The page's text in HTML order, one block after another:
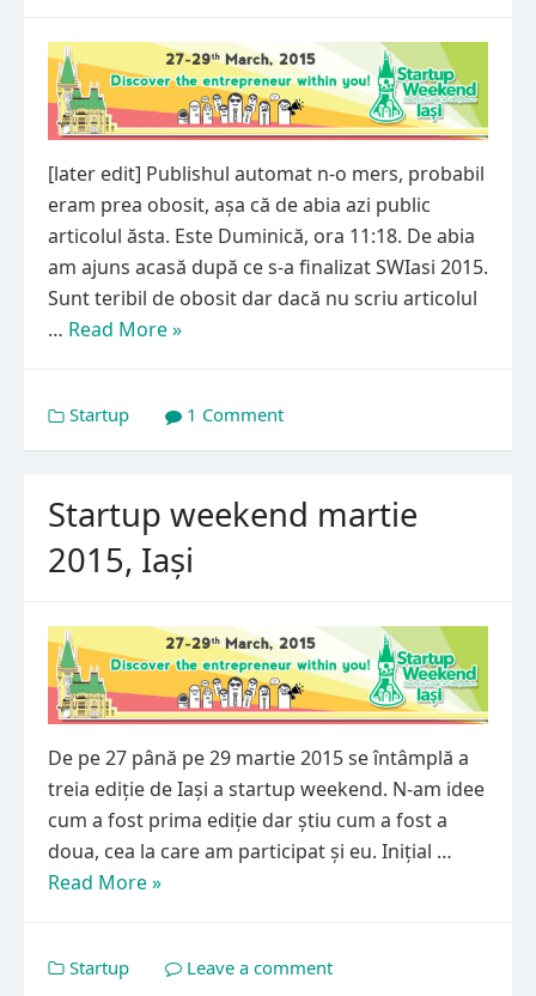
[later edit] Publishul automat n-o mers, probabil
eram prea obosit, așa că de abia azi public
articolul ăsta. Este Duminică, ora 11:18. De abia
am ajuns acasă după ce s-a finalizat SWIasi 2015.
Sunt teribil de obosit dar dacă nu scriu articolul
… Read More »
Startup 1 Comment
Startup weekend martie
2015, Iași
De pe 27 până pe 29 martie 2015 se întâmplă a
treia ediție de Iași a startup weekend. N-am idee
cum a fost prima ediție dar știu cum a fost a
doua, cea la care am participat și eu. Inițial …
Read More »
Startup Leave a comment